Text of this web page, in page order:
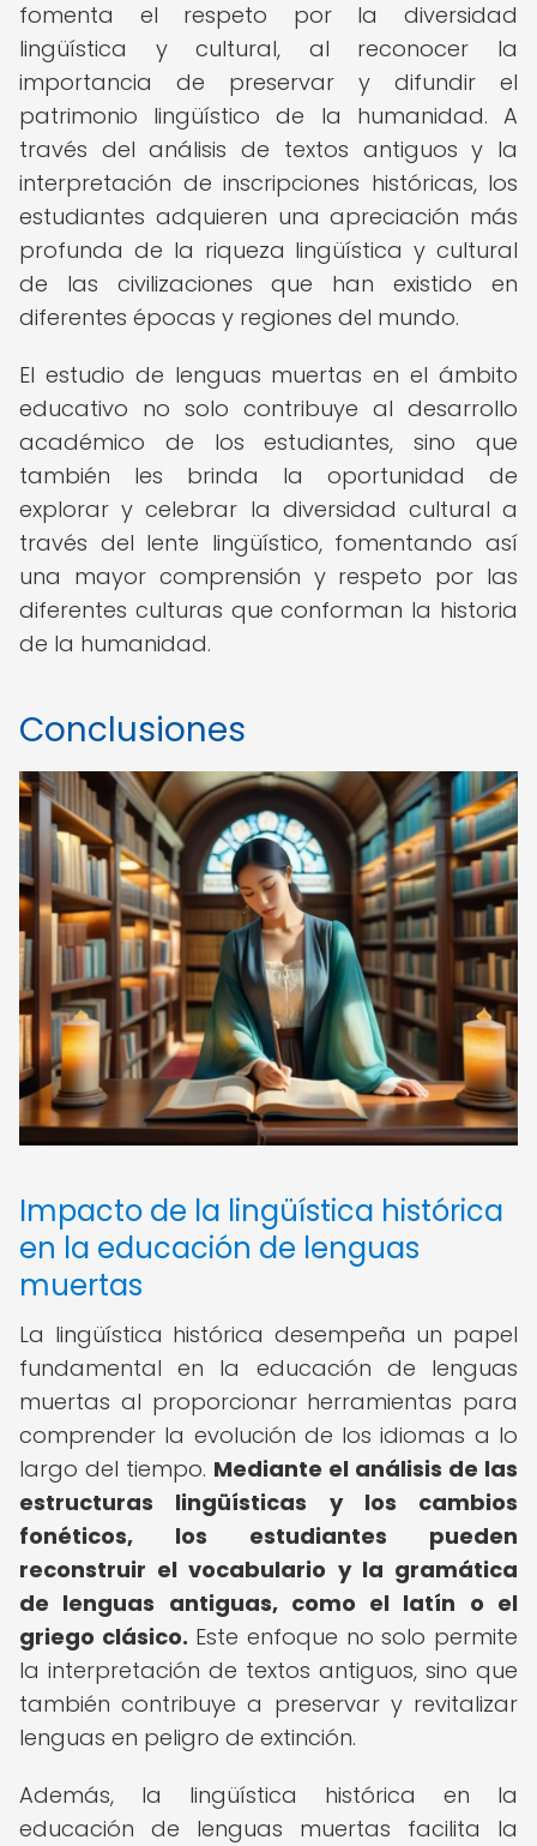
fomenta el respeto por la diversidad
lingüística y cultural, al reconocer la
importancia de preservar y difundir el
patrimonio lingüístico de la humanidad. A
través del análisis de textos antiguos y la
interpretación de inscripciones históricas, los
estudiantes adquieren una apreciación más
profunda de la riqueza lingüística y cultural
de las civilizaciones que han existido en
diferentes épocas y regiones del mundo.
El estudio de lenguas muertas en el ámbito
educativo no solo contribuye al desarrollo
académico de los estudiantes, sino que
también les brinda la oportunidad de
explorar y celebrar la diversidad cultural a
través del lente lingüístico, fomentando así
una mayor comprensión y respeto por las
diferentes culturas que conforman la historia
de la humanidad.
Conclusiones
Impacto de la lingüística histórica
en la educación de lenguas
muertas
La lingüística histórica desempeña un papel
fundamental en la educación de lenguas
muertas al proporcionar herramientas para
comprender la evolución de los idiomas a lo
largo del tiempo. Mediante el análisis de las
estructuras lingüísticas y los cambios
fonéticos, los estudiantes pueden
reconstruir el vocabulario y la gramática
de lenguas antiguas, como el latín o el
griego clásico. Este enfoque no solo permite
la interpretación de textos antiguos, sino que
también contribuye a preservar y revitalizar
lenguas en peligro de extinción.
Además, la lingüística histórica en la
educación de lenguas muertas facilita la